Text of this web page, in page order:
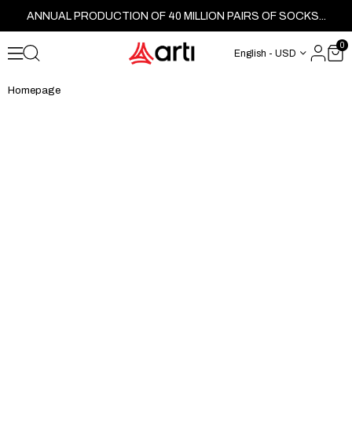
ANNUAL PRODUCTION OF 40 MILLION PAIRS OF SOCKS...
English - USD
0
Homepage